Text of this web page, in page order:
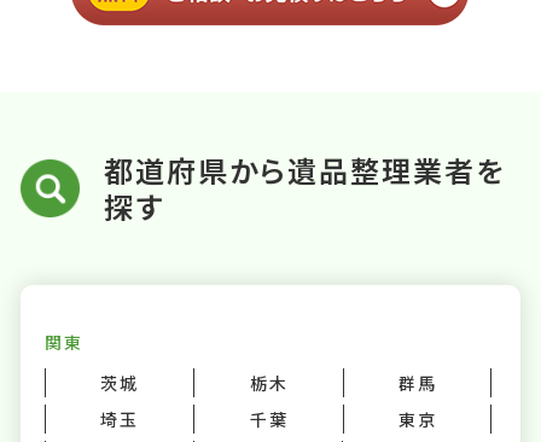
都道府県から遺品整理業者を
探す
関東
茨城
栃木
群馬
埼玉
千葉
東京